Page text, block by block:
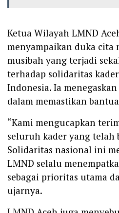
Ketua Wilayah LMND
menyampaikan duka cita
musibah yang terjadi
terhadap solidaritas
Indonesia. Ia
dalam memastikan
“Kami mengucapkan
seluruh kader yang telah
Solidaritas nasional ini
LMND selalu
sebagai prioritas utama
ujarnya.